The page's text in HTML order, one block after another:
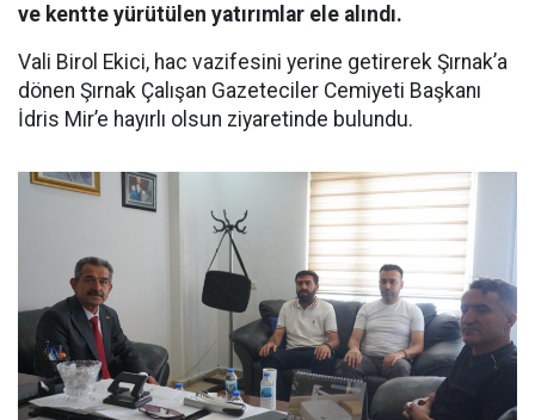
ve kentte yürütülen yatırımlar ele alındı.
Vali Birol Ekici, hac vazifesini yerine getirerek Şırnak’a
dönen Şırnak Çalışan Gazeteciler Cemiyeti Başkanı
İdris Mir’e hayırlı olsun ziyaretinde bulundu.